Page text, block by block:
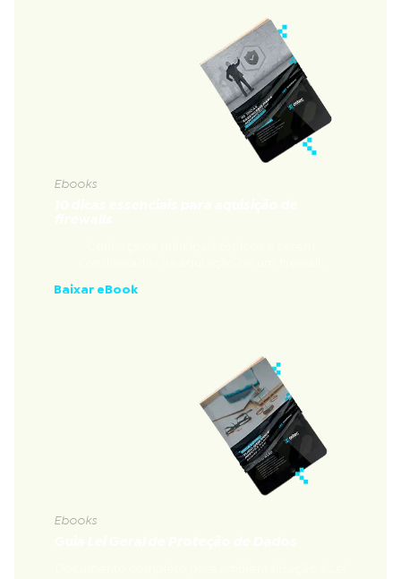
Ebooks
Baixar eBook
Ebooks